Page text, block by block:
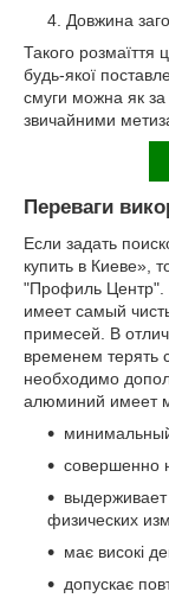
Довжина
Такого розмаїття
будь-якої
смуги можна як за
звичайними
Переваги
Если задать
купить в Киеве»,
"Профиль Центр".
имеет самый
примесей. В
временем терять
необходимо
алюминий имеет
совершенно
физических
має високі
допускає